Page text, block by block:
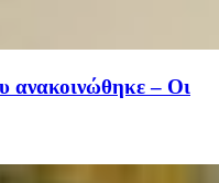
ανακοινώθηκε – Οι